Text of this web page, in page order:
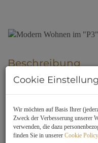
Beschreibung
🏡 Moderne Wohnungen
Erfüllen Sie sich den
von Perg! Unser neues
Einheiten(45–91 m²)
Cookie
Wir möchten auf Basis Ihrer
Zweck der Verbesserung unserer
verwenden, die dazu
finden Sie in unserer Cookie Policy